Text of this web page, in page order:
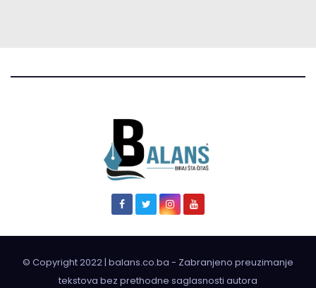
© Copyright 2022 | balans.co.ba - Zabranjeno preuzimanje
tekstova bez prethodne saglasnosti autora